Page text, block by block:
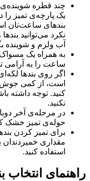
چند قطره
یک پارچه‌ی تمیز را
بندهای ساعت‌تان
نکرد می‌توانید
آب ولرم و شوینده
به همراه یک
ساعت را به آرامی
اگر روی بندها
است، از کمی جوش
کنید. توجه داشته
نکنید.
در مرحله‌ی آخر
حوله‌ی تمیز خشک
برای تمیز کردن
مقداری
استفاده کنید.
راهنمای انتخاب